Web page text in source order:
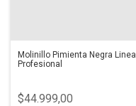
Molinillo Pimienta Negra Linea
Profesional
$44.999,00